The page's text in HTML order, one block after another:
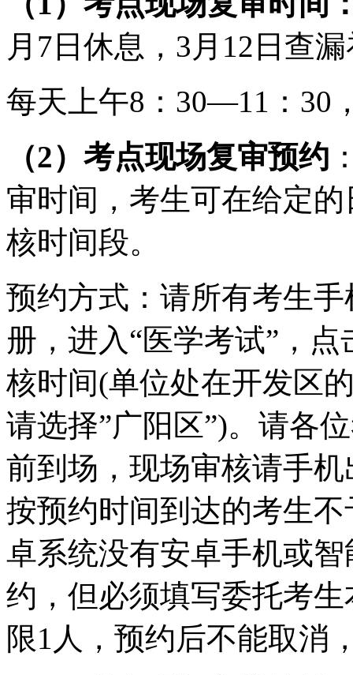
月7日休息，3月12日查
每天上午8 ： 30—11：30
（2）考点现场复审预约
审时间，考生可在给定
核时间段。
预约方式：请所有考生
册，进入“医学考试”，
核时间(单位处在开发区
请选择”广阳区”)。请各
前到场，现场审核请手
按预约时间到达的考生
卓系统没有安卓手机或
约，但必须填写委托考
限1人，预约后不能取消